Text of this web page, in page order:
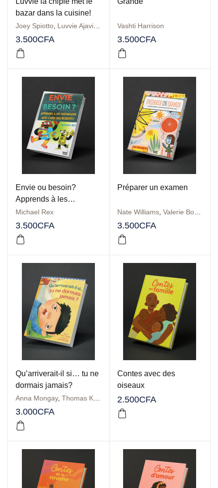
bazar dans la cuisine!
Joey Spiotto Luvvie Ajavi Jones
3.500CFA
Vashti Harrison
3.500CFA
Envie ou besoin?
Apprends à les
distinguer avec l’aide
des robots!
Michael Rex
3.500CFA
Préparer un examen
Nate Williams, Valerie Bodden
3.500CFA
Qu’arriverait-il si… tu ne
dormais jamais?
Anna Mongay, Thomas Kingsley Troupe
3.000CFA
Contes avec des
oiseaux
2.500CFA